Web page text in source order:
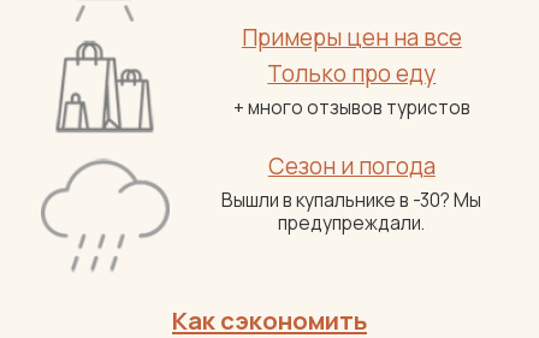
Примеры цен на все
Только про еду
+ много отзывов туристов
Сезон и погода
Вышли в купальнике в -30? Мы
предупреждали.
Как сэкономить